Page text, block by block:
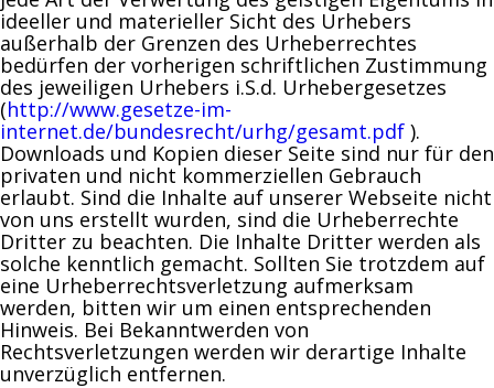
ideeller und materieller Sicht des Urhebers
außerhalb der Grenzen des Urheberrechtes
bedürfen der vorherigen schriftlichen Zustimmung
des jeweiligen Urhebers i.S.d. Urhebergesetzes
(http://www.gesetze-im-
internet.de/bundesrecht/urhg/gesamt.pdf ).
Downloads und Kopien dieser Seite sind nur für den
privaten und nicht kommerziellen Gebrauch
erlaubt. Sind die Inhalte auf unserer Webseite nicht
von uns erstellt wurden, sind die Urheberrechte
Dritter zu beachten. Die Inhalte Dritter werden als
solche kenntlich gemacht. Sollten Sie trotzdem auf
eine Urheberrechtsverletzung aufmerksam
werden, bitten wir um einen entsprechenden
Hinweis. Bei Bekanntwerden von
Rechtsverletzungen werden wir derartige Inhalte
unverzüglich entfernen.